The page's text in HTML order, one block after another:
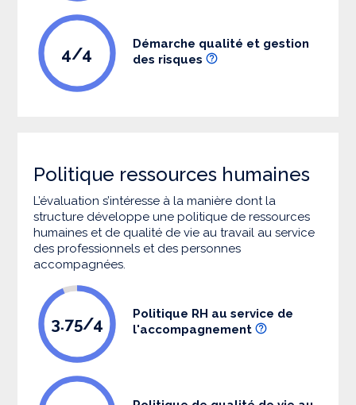
4/4
Démarche qualité et gestion
des risques
Politique ressources humaines
L’évaluation s’intéresse à la manière dont la
structure développe une politique de ressources
humaines et de qualité de vie au travail au service
des professionnels et des personnes
accompagnées.
3.75/4
Politique RH au service de
l'accompagnement